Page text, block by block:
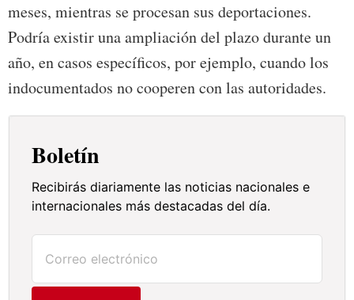
meses, mientras se procesan sus deportaciones.
Podría existir una ampliación del plazo durante un
año, en casos específicos, por ejemplo, cuando los
indocumentados no cooperen con las autoridades.
Boletín
Recibirás diariamente las noticias nacionales e
internacionales más destacadas del día.